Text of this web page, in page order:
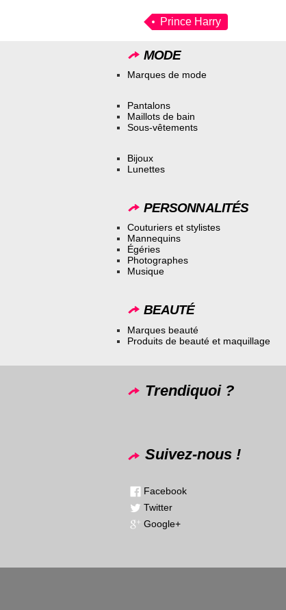
Prince Harry
MODE
Marques de mode
Pantalons
Maillots de bain
Sous-vêtements
Bijoux
Lunettes
PERSONNALITÉS
Couturiers et stylistes
Mannequins
Égéries
Photographes
Musique
BEAUTÉ
Marques beauté
Produits de beauté et maquillage
Trendiquoi ?
Suivez-nous !
Facebook
Twitter
Google+